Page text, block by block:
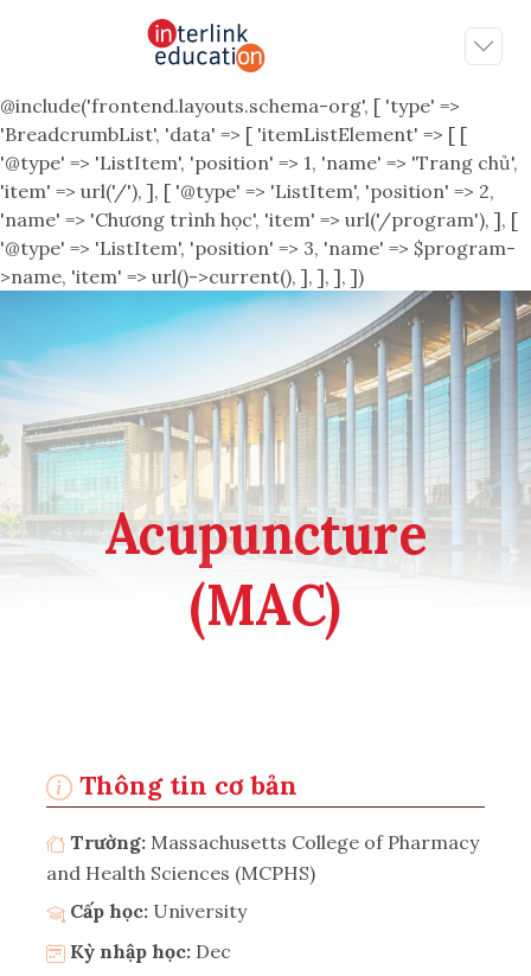
@include('frontend.layouts.schema-org', [ 'type' =>
'BreadcrumbList', 'data' => [ 'itemListElement' => [ [
'@type' => 'ListItem', 'position' => 1, 'name' => 'Trang chủ',
'item' => url('/'), ], [ '@type' => 'ListItem', 'position' => 2,
'name' => 'Chương trình học', 'item' => url('/program'), ], [
'@type' => 'ListItem', 'position' => 3, 'name' => $program-
>name, 'item' => url()->current(), ], ], ], ])
Acupuncture
(MAC)
Thông tin cơ bản
Trường: Massachusetts College of Pharmacy
and Health Sciences (MCPHS)
Cấp học: University
Kỳ nhập học: Dec